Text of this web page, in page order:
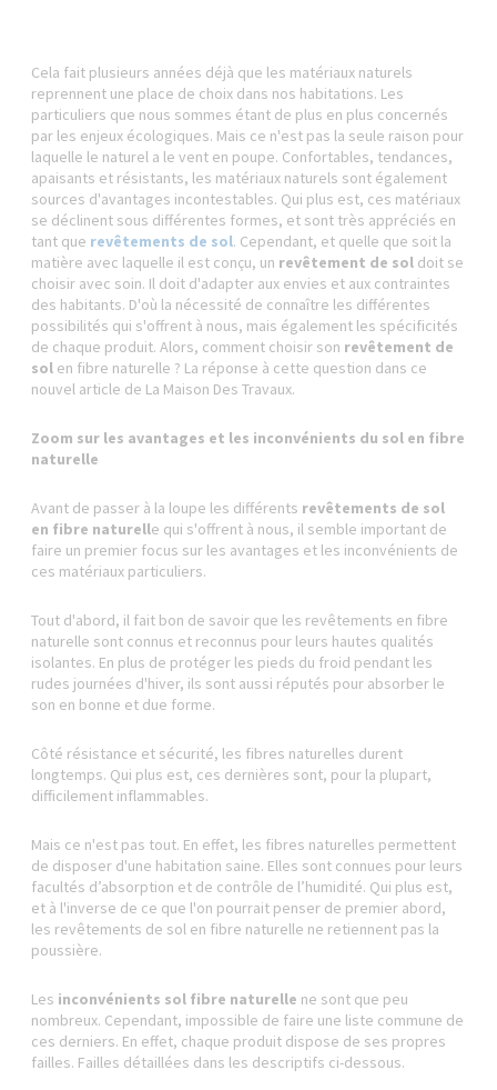
Cela fait plusieurs années déjà que les matériaux naturels
reprennent une place de choix dans nos habitations. Les
particuliers que nous sommes étant de plus en plus concernés
par les enjeux écologiques. Mais ce n'est pas la seule raison pour
laquelle le naturel a le vent en poupe. Confortables, tendances,
apaisants et résistants, les matériaux naturels sont également
sources d'avantages incontestables. Qui plus est, ces matériaux
se déclinent sous différentes formes, et sont très appréciés en
tant que revêtements de sol. Cependant, et quelle que soit la
matière avec laquelle il est conçu, un revêtement de sol doit se
choisir avec soin. Il doit d'adapter aux envies et aux contraintes
des habitants. D'où la nécessité de connaître les différentes
possibilités qui s'offrent à nous, mais également les spécificités
de chaque produit. Alors, comment choisir son revêtement de
sol en fibre naturelle ? La réponse à cette question dans ce
nouvel article de La Maison Des Travaux.
Zoom sur les avantages et les inconvénients du sol en fibre
naturelle
Avant de passer à la loupe les différents revêtements de sol
en fibre naturelle qui s'offrent à nous, il semble important de
faire un premier focus sur les avantages et les inconvénients de
ces matériaux particuliers.
Tout d'abord, il fait bon de savoir que les revêtements en fibre
naturelle sont connus et reconnus pour leurs hautes qualités
isolantes. En plus de protéger les pieds du froid pendant les
rudes journées d'hiver, ils sont aussi réputés pour absorber le
son en bonne et due forme.
Côté résistance et sécurité, les fibres naturelles durent
longtemps. Qui plus est, ces dernières sont, pour la plupart,
difficilement inflammables.
Mais ce n'est pas tout. En effet, les fibres naturelles permettent
de disposer d'une habitation saine. Elles sont connues pour leurs
facultés d’absorption et de contrôle de l’humidité. Qui plus est,
et à l'inverse de ce que l'on pourrait penser de premier abord,
les revêtements de sol en fibre naturelle ne retiennent pas la
poussière.
Les inconvénients sol fibre naturelle ne sont que peu
nombreux. Cependant, impossible de faire une liste commune de
ces derniers. En effet, chaque produit dispose de ses propres
failles. Failles détaillées dans les descriptifs ci-dessous.